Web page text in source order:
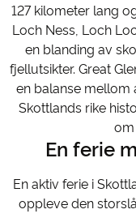
127 kilometer lang
Loch Ness, Loch
en blanding av
fjellutsikter. Great
en balanse mellom
Skottlands rike
om
En ferie
En aktiv ferie i
oppleve den